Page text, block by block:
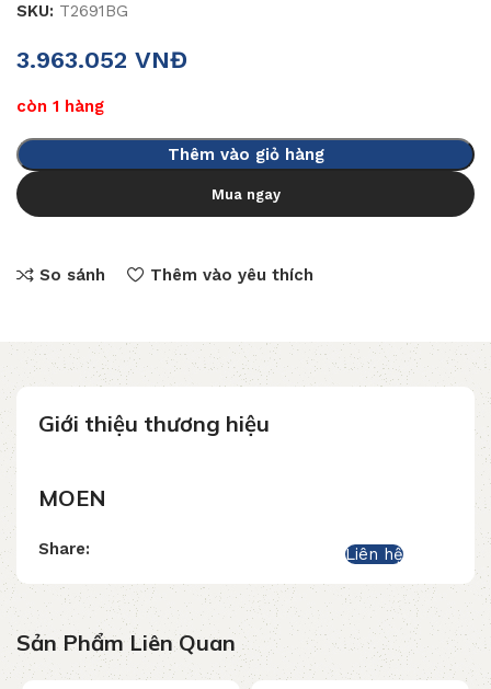
SKU: T2691BG
3.963.052 VNĐ
còn 1 hàng
Thêm vào giỏ hàng
Mua ngay
So sánh Thêm vào yêu thích
Giới thiệu thương hiệu
MOEN
Share: Liên hệ
Sản Phẩm Liên Quan